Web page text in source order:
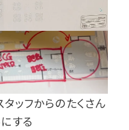
フからのたくさん
する